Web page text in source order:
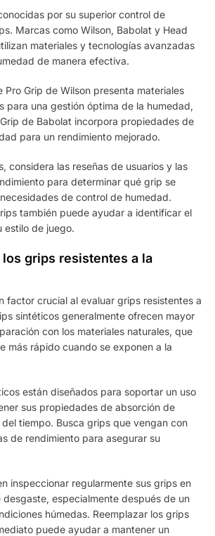
por su superior control de
Marcas como Wilson, Babolat y Head
materiales y tecnologías avanzadas
de manera efectiva.
Pro Grip de Wilson presenta materiales
para una gestión óptima de la humedad,
de Babolat incorpora propiedades de
para un rendimiento mejorado.
considera las reseñas de usuarios y las
para determinar qué grip se
de control de humedad.
también puede ayudar a identificar el
estilo de juego.
grips resistentes a la
factor crucial al evaluar grips resistentes a
sintéticos generalmente ofrecen mayor
con los materiales naturales, que
más rápido cuando se exponen a la
están diseñados para soportar un uso
sus propiedades de absorción de
tiempo. Busca grips que vengan con
de rendimiento para asegurar su
inspeccionar regularmente sus grips en
especialmente después de un
húmedas. Reemplazar los grips
puede ayudar a mantener un